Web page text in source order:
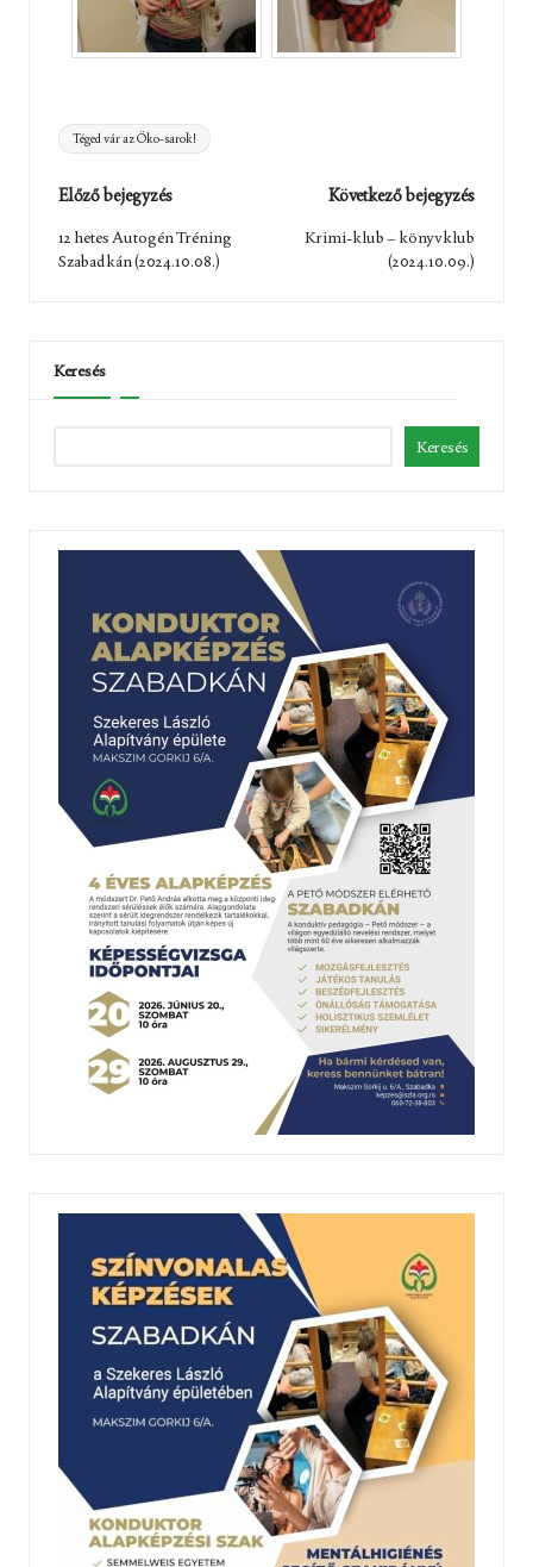
Tags:
Téged vár az Öko-sarok!
Post
navigation
Előző bejegyzés
12 hetes Autogén Tréning
Szabadkán (2024.10.08.)
Következő bejegyzés
Krimi-klub – könyvklub
(2024.10.09.)
Keresés
Keresés